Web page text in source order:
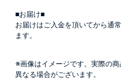
■お届け■
お届けはご入金を頂いてから通
ます。
※画像はイメージです。実際の
異なる場合がございます。